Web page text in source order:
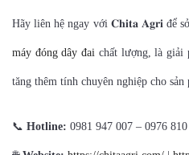
Hãy liên hệ ngay với 𝐂𝐡𝐢𝐭𝐚 𝐀𝐠𝐫𝐢 để
máy đóng dây đai chất lượng, là giải
tăng thêm tính chuyên nghiệp cho sản
📞 Hotline: 0981 947 007 – 0976